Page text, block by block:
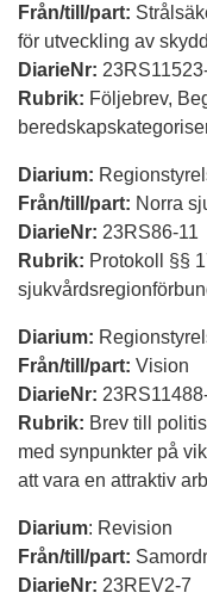
Från/till/part:
för utveckling av
DiarieNr:
Rubrik: Följebrev,
Diarium:
Från/till/part: Norra
DiarieNr: 23RS86-11
Rubrik: Protokoll §§
Diarium:
Från/till/part: Vision
DiarieNr:
Rubrik: Brev till
med synpunkter på
att vara en attraktiv
Diarium: Revision
Från/till/part:
DiarieNr: 23REV2-7